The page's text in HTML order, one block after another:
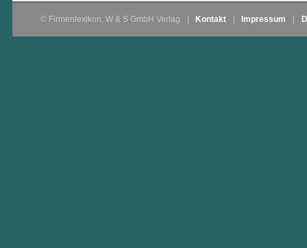
© Firmenlexikon, W & S GmbH Verlag Kontakt Impressum